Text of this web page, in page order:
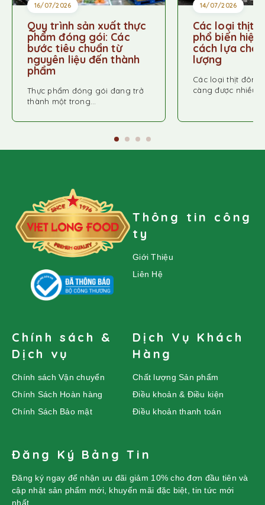
16/07/2026
Quy trình sản xuất thực
phẩm đóng gói: Các
bước tiêu chuẩn từ
nguyên liệu đến thành
phẩm
Thực phẩm đóng gói đang trở
thành một trong…
14/07/2026
Các loại thịt
phổ biến hiện
cách lựa
lượng
Các loại thịt đông
càng được nhiều…
Thông tin công
ty
Giới Thiệu
Liên Hệ
Chính sách &
Dịch vụ
Chính sách Vận chuyển
Chính Sách Hoàn hàng
Chính Sách Bảo mật
Dịch Vụ Khách
Hàng
Chất lượng Sản phẩm
Điều khoản & Điều kiện
Điều khoản thanh toán
Đăng Ký Bảng Tin
Đăng ký ngay để nhận ưu đãi giảm 10% cho đơn đầu tiên và
cập nhật sản phẩm mới, khuyến mãi đặc biệt, tin tức mới
nhất.